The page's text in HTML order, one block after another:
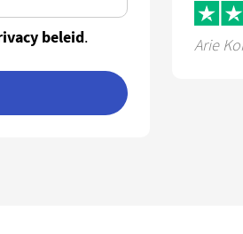
beleid. Arie